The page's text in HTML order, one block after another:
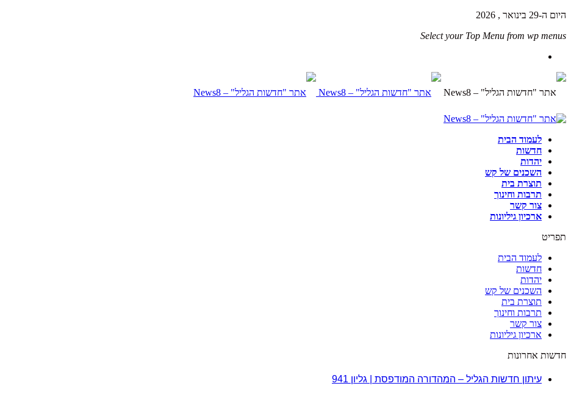
היום ה-29 בינואר , 2026
Select your Top Menu from wp menus
לעמוד הבית
חדשות
יהדות
השכנים של קש
תוצרת בית
תרבות וחינוך
צור קשר
ארכיון גיליונות
תפריט
לעמוד הבית
חדשות
יהדות
השכנים של קש
תוצרת בית
תרבות וחינוך
צור קשר
ארכיון גיליונות
חדשות אחרונות
עיתון חדשות הגליל – המהדורה המודפסת | גליון 941